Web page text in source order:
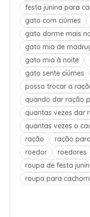
festa junina para
gato com ciúmes
gato dorme mais
gato mia de
gato mia à noite
gato sente ciúmes
posso trocar a
quando dar ração
quantas vezes dar
quantas vezes o
ração
ração
roedor
roedores
roupa de festa
roupa para